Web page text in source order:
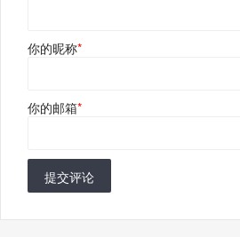
你的昵称*
你的邮箱*
提交评论